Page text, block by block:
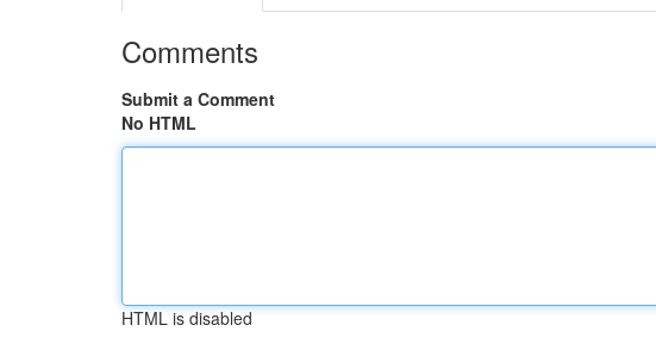
Comments
Submit a Comment
No HTML
HTML is disabled